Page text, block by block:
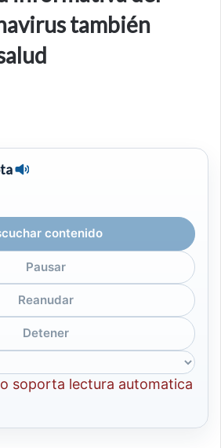
también
contenido
Pausar
Reanudar
Detener
soporta lectura automatica